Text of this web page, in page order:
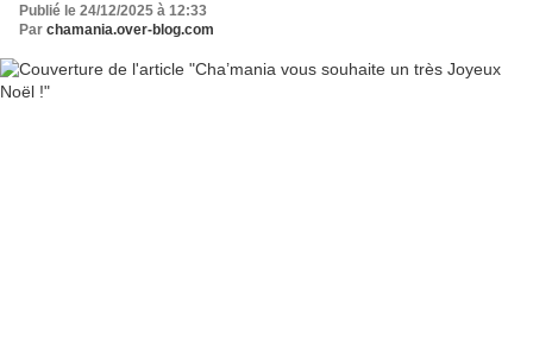
Publié le 24/12/2025 à 12:33
Par chamania.over-blog.com